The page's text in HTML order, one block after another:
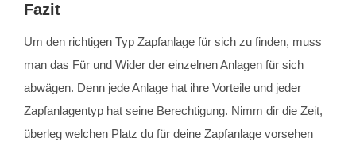
Fazit
Um den richtigen Typ Zapfanlage für sich zu finden, muss
man das Für und Wider der einzelnen Anlagen für sich
abwägen. Denn jede Anlage hat ihre Vorteile und jeder
Zapfanlagentyp hat seine Berechtigung. Nimm dir die Zeit,
überleg welchen Platz du für deine Zapfanlage vorsehen